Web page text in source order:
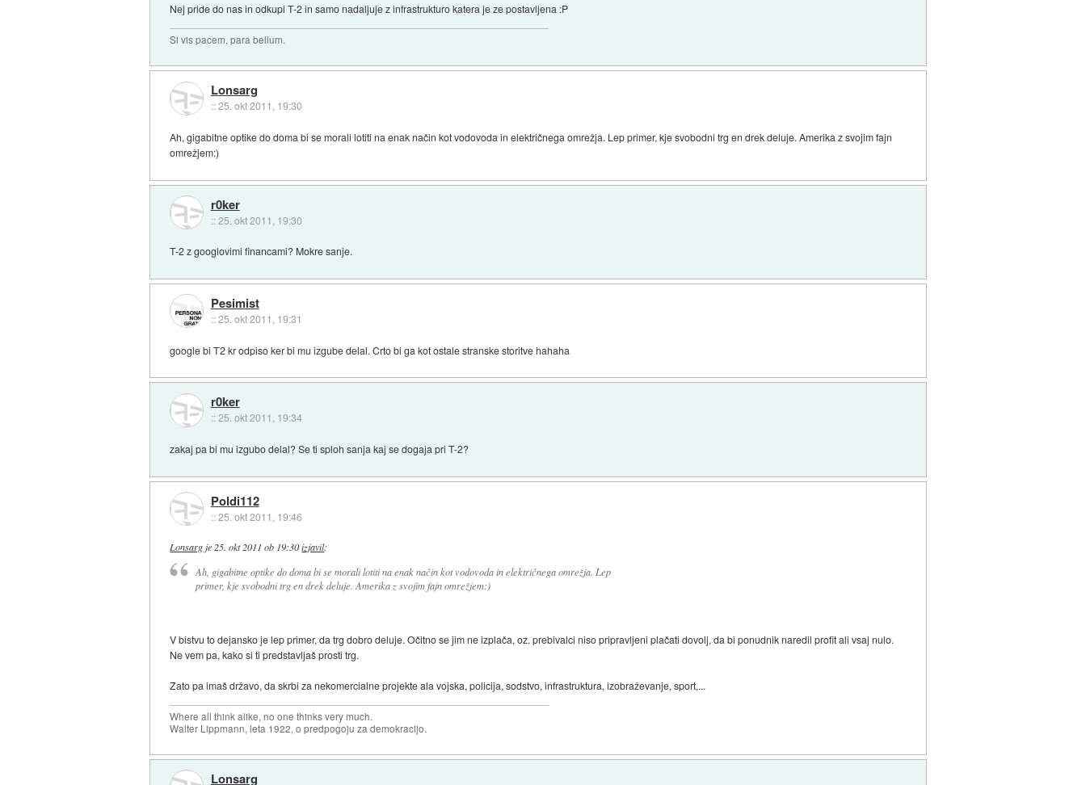
Nej pride do nas in odkupi T-2 in samo nadaljuje z infrastrukturo katera je ze postavljena :P
Si vis pacem, para bellum.
Lonsarg
::25. okt 2011, 19:30
Ah, gigabitne optike do doma bi se morali lotiti na enak način kot vodovoda in električnega omrežja. Lep primer, kje svobodni trg en drek deluje. Amerika z svojim fajn
omrežjem:)
r0ker
::25. okt 2011, 19:30
T-2 z googlovimi financami? Mokre sanje.
Pesimist
::25. okt 2011, 19:31
google bi T2 kr odpiso ker bi mu izgube delal. Crto bi ga kot ostale stranske storitve hahaha
r0ker
::25. okt 2011, 19:34
zakaj pa bi mu izgubo delal? Se ti sploh sanja kaj se dogaja pri T-2?
Poldi112
::25. okt 2011, 19:46
Lonsargje25. okt 2011 ob 19:30 izjavil:
Ah, gigabitne optike do doma bi se morali lotiti na enak način kot vodovoda in električnega omrežja. Lep
primer, kje svobodni trg en drek deluje. Amerika z svojim fajn omrežjem:)
V bistvu to dejansko je lep primer, da trg dobro deluje. Očitno se jim ne izplača, oz. prebivalci niso pripravljeni plačati dovolj, da bi ponudnik naredil profit ali vsaj nulo.
Ne vem pa, kako si ti predstavljaš prosti trg.
Zato pa imaš državo, da skrbi za nekomercialne projekte ala vojska, policija, sodstvo, infrastruktura, izobraževanje, sport,...
Where all think alike, no one thinks very much.
Walter Lippmann, leta 1922, o predpogoju za demokracijo.
Lonsarg